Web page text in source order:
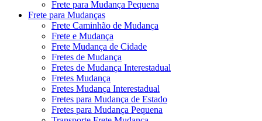
Frete para Mudança Pequena
Frete para Mudanças
Frete Caminhão de Mudança
Frete e Mudança
Frete Mudança de Cidade
Fretes de Mudança
Fretes de Mudança Interestadual
Fretes Mudança
Fretes Mudança Interestadual
Fretes para Mudança de Estado
Fretes para Mudança Pequena